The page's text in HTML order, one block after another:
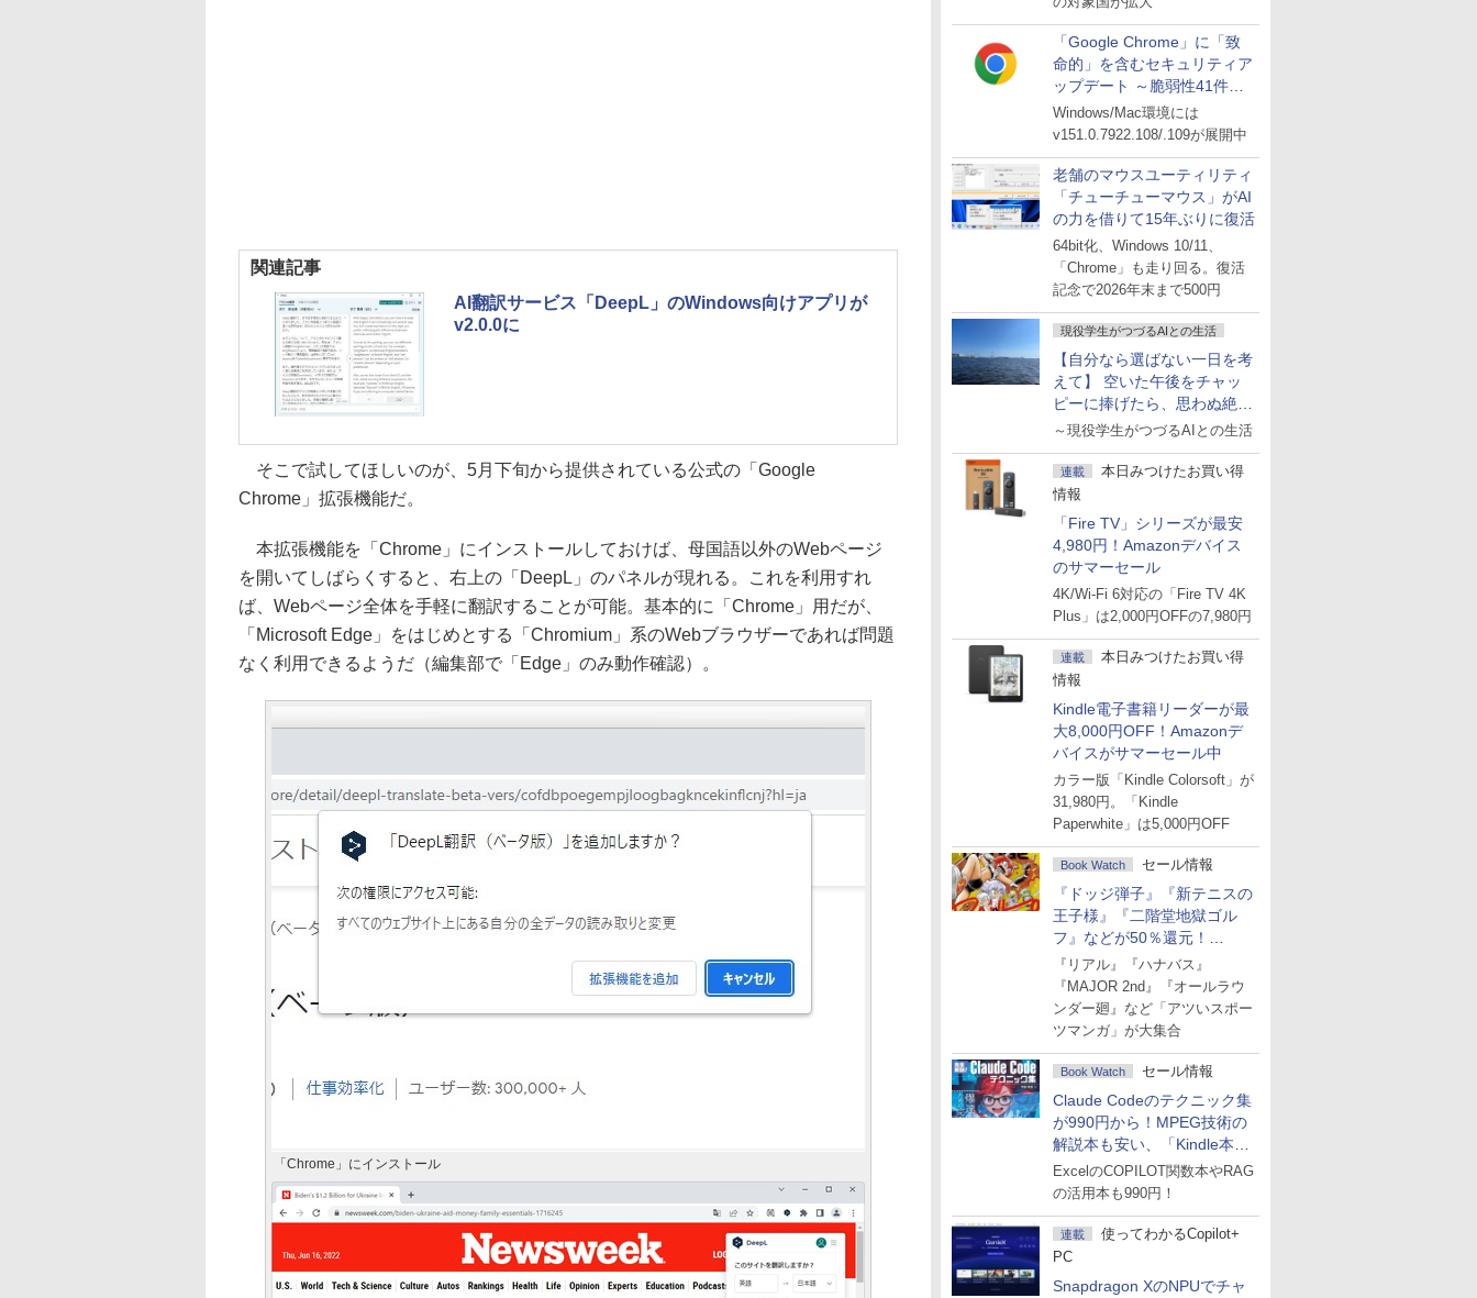
「Google Chrome」に「致
命的」を含むセキュリティア
ップデート ～脆弱性41件に
対処
Windows/Mac環境には
v151.0.7922.108/.109が展開中
老舗のマウスユーティリティ
「チューチューマウス」がAI
の力を借りて15年ぶりに復活
64bit化、Windows 10/11、
「Chrome」も走り回る。復活
記念で2026年末まで500円
現役学生がつづるAIとの生活
【自分なら選ばない一日を考
えて】 空いた午後をチャッ
ピーに捧げたら、思わぬ絶景
に出会った話
～現役学生がつづるAIとの生活
連載
本日みつけたお買い得
情報
「Fire TV」シリーズが最安
4,980円！Amazonデバイス
のサマーセール
4K/Wi-Fi 6対応の「Fire TV 4K
Plus」は2,000円OFFの7,980円
連載
本日みつけたお買い得
情報
Kindle電子書籍リーダーが最
大8,000円OFF！Amazonデ
バイスがサマーセール中
カラー版「Kindle Colorsoft」が
31,980円。「Kindle
Paperwhite」は5,000円OFF
Book Watch セール情報
『ドッジ弾子』『新テニスの
王子様』『二階堂地獄ゴル
フ』などが50％還元！
Amazonマンガ週末セール
『リアル』『ハナバス』
『MAJOR 2nd』『オールラウ
ンダー廻』など「アツいスポー
ツマンガ」が大集合
Book Watch セール情報
Claude Codeのテクニック集
が990円から！MPEG技術の
解説本も安い、「Kindle本サ
マーセール」第2弾開始！
ExcelのCOPILOT関数本やRAG
の活用本も990円！
連載
使ってわかるCopilot+
PC
Snapdragon XのNPUでチャ
関連記事
AI翻訳サービス「DeepL」のWindows向けアプリが
v2.0.0に
そこで試してほしいのが、5月下旬から提供されている公式の「Google
Chrome」拡張機能だ。
本拡張機能を「Chrome」にインストールしておけば、母国語以外のWebページ
を開いてしばらくすると、右上の「DeepL」のパネルが現れる。これを利用すれ
ば、Webページ全体を手軽に翻訳することが可能。基本的に「Chrome」用だが、
「Microsoft Edge」をはじめとする「Chromium」系のWebブラウザーであれば問題
なく利用できるようだ（編集部で「Edge」のみ動作確認）。
「Chrome」にインストール